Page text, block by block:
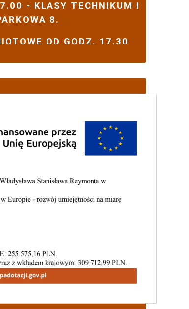
- KLASY TECHNIKUM I
8.
OD GODZ. 17.30